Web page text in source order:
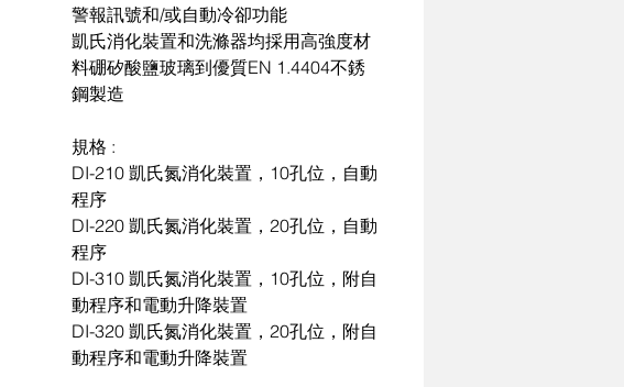
警報訊號和/或自動冷卻功能
凱氏消化裝置和洗滌器均採用高強度材
料硼矽酸鹽玻璃到優質EN 1.4404不銹
鋼製造
規格 :
DI-210 凱氏氮消化裝置，10孔位，自動
程序
DI-220 凱氏氮消化裝置，20孔位，自動
程序
DI-310 凱氏氮消化裝置，10孔位，附自
動程序和電動升降裝置
DI-320 凱氏氮消化裝置，20孔位，附自
動程序和電動升降裝置